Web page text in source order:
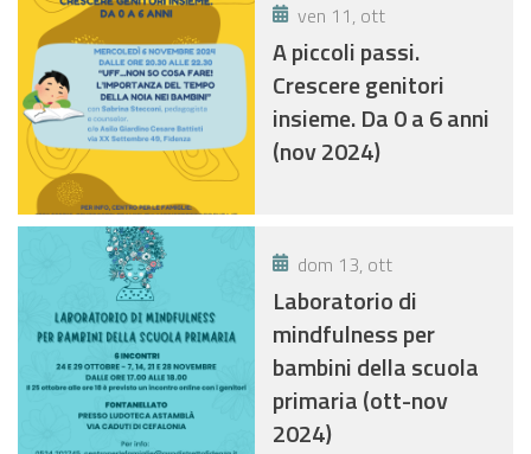
ven 11, ott
A piccoli passi.
Crescere genitori
insieme. Da 0 a 6 anni
(nov 2024)
dom 13, ott
Laboratorio di
mindfulness per
bambini della scuola
primaria (ott-nov
2024)